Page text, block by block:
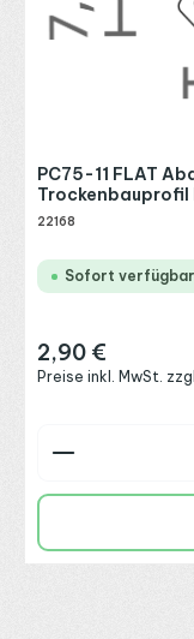
PC75-11 FLAT
Trockenbauprofil
22168
Sofort
Regulärer Preis:
2,90 €
Preise inkl. MwSt.
Produkt